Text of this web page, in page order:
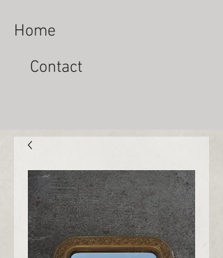
Home
Contact